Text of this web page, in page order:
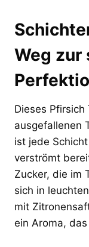
Weg zur
Dieses
ausgefallenen
ist jede
verströmt
Zucker, die im
sich in
mit
ein Aroma,